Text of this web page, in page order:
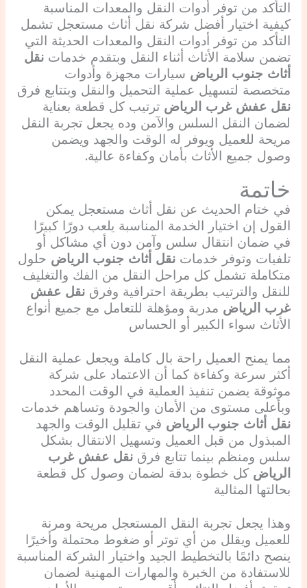
التأكد من توفر أدوات النقل والمعدات المناسبة
كيفية اختيار أفضل شركة نقل أثاث مستعجل تشمل
التأكد من توفر أدوات النقل والمعدات الحديثة التي
تضمن سلامة الأثاث أثناء النقل وبتقدم خدمات نقل
أثاث جنوب الرياض سيارات مجهزة وأدوات
متخصصة لتسهيل عملية التحميل والنقل وبتتابع فرق
نقل عفش غرب الرياض ترتيب كل قطعة بعناية
لضمان النقل السلس والآمن وده يجعل تجربة النقل
مريحة للعميل ويوفر له الوقت والجهد ويضمن
وصول جميع الأثاث بأمان وكفاءة عالية.
خاتمة
في ختام الحديث عن نقل أثاث مستعجل يمكن
القول إن اختيار الخدمة المناسبة يلعب دورًا كبيرًا
في ضمان انتقال سلس وآمن دون أي مشاكل أو
تلفيات وتوفر خدمات نقل أثاث جنوب الرياض حلول
متكاملة تشمل كل مراحل النقل من الفك والتغليف
للنقل والترتيب بطريقة احترافية وفرق نقل عفش
غرب الرياض مدربة ومؤهلة للتعامل مع جميع أنواع
الأثاث سواء الكبير أو الحساس
مما يمنح العميل راحة بال كاملة ويجعل عملية النقل
أكثر سرعة وكفاءة كما أن الاعتماد على شركة
موثوقة يضمن تنفيذ العملية في الوقت المحدد
وبأعلى مستوى من الأمان والجودة وتساهم خدمات
نقل أثاث جنوب الرياض في تقليل الوقت والجهد
المبذول من قبل العميل وتسهيل الانتقال بشكل
سلس ومنظم بينما تتابع فرق نقل عفش غرب
الرياض كل خطوة بدقة لضمان وصول كل قطعة
بحالتها المثالية
وهذا يجعل تجربة النقل المستعجل مريحة ومرنة
للعميل ويقلل من أي توتر أو ضغوط محتملة وأخيرًا
ينصح دائمًا بالتخطيط الجيد واختيار الشركة المناسبة
للاستفادة من الخبرة والمهارات المهنية لضمان